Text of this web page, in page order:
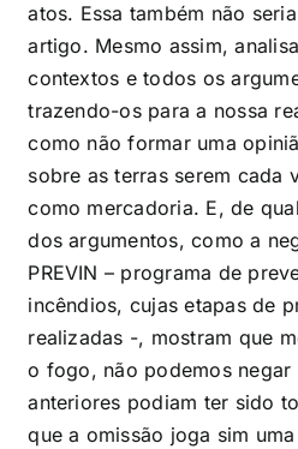
atos. Essa também não
artigo. Mesmo assim,
contextos e todos os
trazendo-os para a nossa
como não formar uma
sobre as terras serem cada
como mercadoria. E, de
dos argumentos, como a
PREVIN – programa de
incêndios, cujas etapas de
realizadas -, mostram que
o fogo, não podemos negar
anteriores podiam ter sido
que a omissão joga sim